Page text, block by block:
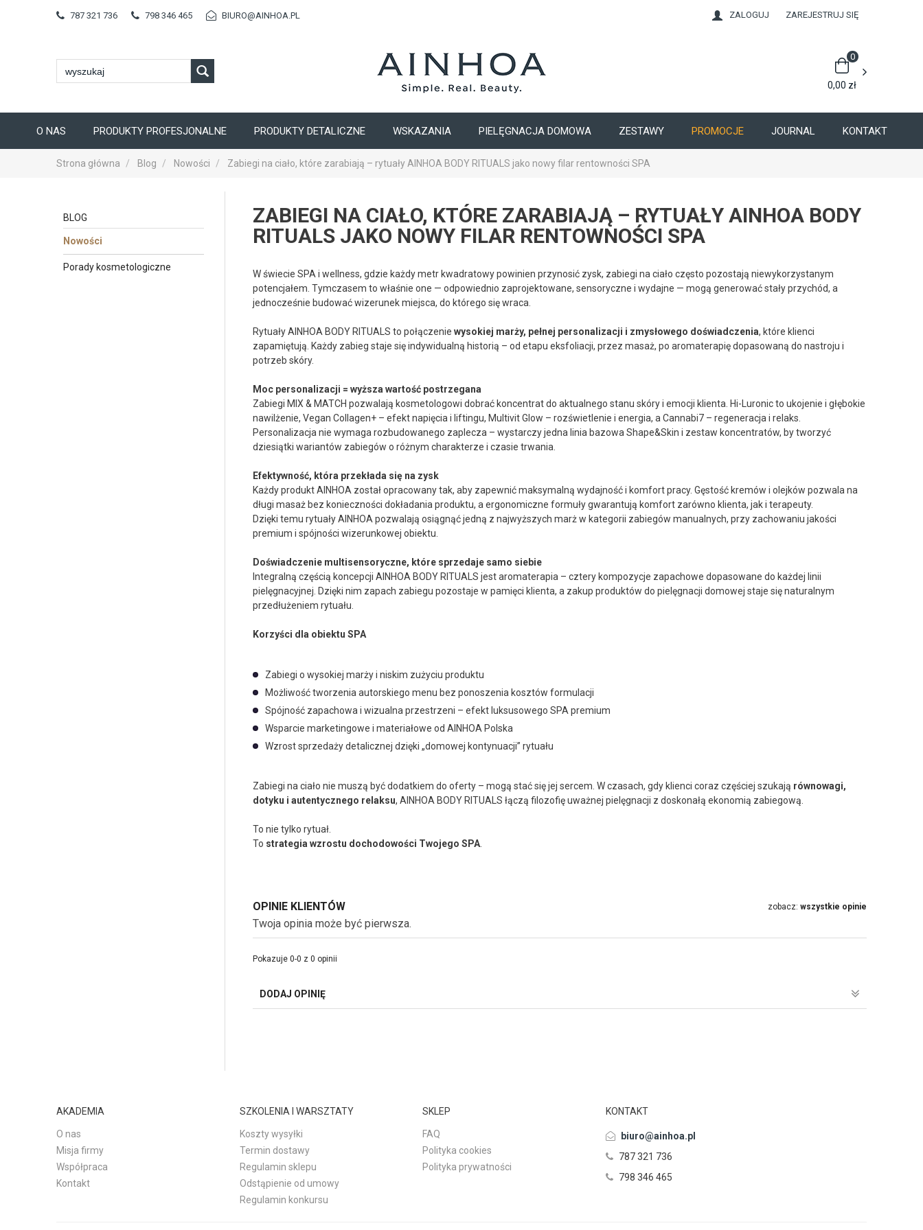
787 321 736 798 346 465 BIURO@AINHOA.PL ZALOGUJ ZAREJESTRUJ SIĘ
0
0,00 zł
O NAS PRODUKTY PROFESJONALNE PRODUKTY DETALICZNE WSKAZANIA PIELĘGNACJA DOMOWA ZESTAWY PROMOCJE JOURNAL KONTAKT
Strona główna Blog Nowości Zabiegi na ciało, które zarabiają – rytuały AINHOA BODY RITUALS jako nowy filar rentowności SPA
BLOG
Nowości
Porady kosmetologiczne
ZABIEGI NA CIAŁO, KTÓRE ZARABIAJĄ – RYTUAŁY AINHOA BODY
RITUALS JAKO NOWY FILAR RENTOWNOŚCI SPA
W świecie SPA i wellness, gdzie każdy metr kwadratowy powinien przynosić zysk, zabiegi na ciało często pozostają niewykorzystanym
potencjałem. Tymczasem to właśnie one — odpowiednio zaprojektowane, sensoryczne i wydajne — mogą generować stały przychód, a
jednocześnie budować wizerunek miejsca, do którego się wraca.
Rytuały AINHOA BODY RITUALS to połączenie wysokiej marży, pełnej personalizacji i zmysłowego doświadczenia, które klienci
zapamiętują. Każdy zabieg staje się indywidualną historią – od etapu eksfoliacji, przez masaż, po aromaterapię dopasowaną do nastroju i
potrzeb skóry.
Moc personalizacji = wyższa wartość postrzegana
Zabiegi MIX & MATCH pozwalają kosmetologowi dobrać koncentrat do aktualnego stanu skóry i emocji klienta. Hi-Luronic to ukojenie i głębokie
nawilżenie, Vegan Collagen+ – efekt napięcia i liftingu, Multivit Glow – rozświetlenie i energia, a Cannabi7 – regeneracja i relaks.
Personalizacja nie wymaga rozbudowanego zaplecza – wystarczy jedna linia bazowa Shape&Skin i zestaw koncentratów, by tworzyć
dziesiątki wariantów zabiegów o różnym charakterze i czasie trwania.
Efektywność, która przekłada się na zysk
Każdy produkt AINHOA został opracowany tak, aby zapewnić maksymalną wydajność i komfort pracy. Gęstość kremów i olejków pozwala na
długi masaż bez konieczności dokładania produktu, a ergonomiczne formuły gwarantują komfort zarówno klienta, jak i terapeuty.
Dzięki temu rytuały AINHOA pozwalają osiągnąć jedną z najwyższych marż w kategorii zabiegów manualnych, przy zachowaniu jakości
premium i spójności wizerunkowej obiektu.
Doświadczenie multisensoryczne, które sprzedaje samo siebie
Integralną częścią koncepcji AINHOA BODY RITUALS jest aromaterapia – cztery kompozycje zapachowe dopasowane do każdej linii
pielęgnacyjnej. Dzięki nim zapach zabiegu pozostaje w pamięci klienta, a zakup produktów do pielęgnacji domowej staje się naturalnym
przedłużeniem rytuału.
Korzyści dla obiektu SPA
Zabiegi o wysokiej marży i niskim zużyciu produktu
Możliwość tworzenia autorskiego menu bez ponoszenia kosztów formulacji
Spójność zapachowa i wizualna przestrzeni – efekt luksusowego SPA premium
Wsparcie marketingowe i materiałowe od AINHOA Polska
Wzrost sprzedaży detalicznej dzięki „domowej kontynuacji” rytuału
Zabiegi na ciało nie muszą być dodatkiem do oferty – mogą stać się jej sercem. W czasach, gdy klienci coraz częściej szukają równowagi,
dotyku i autentycznego relaksu, AINHOA BODY RITUALS łączą filozofię uważnej pielęgnacji z doskonałą ekonomią zabiegową.
To nie tylko rytuał.
To strategia wzrostu dochodowości Twojego SPA.
OPINIE KLIENTÓW zobacz: wszystkie opinie
Twoja opinia może być pierwsza.
Pokazuje 0-0 z 0 opinii
DODAJ OPINIĘ
AKADEMIA
O nas
Misja firmy
Współpraca
Kontakt
SZKOLENIA I WARSZTATY
Koszty wysyłki
Termin dostawy
Regulamin sklepu
Odstąpienie od umowy
Regulamin konkursu
SKLEP
FAQ
Polityka cookies
Polityka prywatności
KONTAKT
biuro@ainhoa.pl
787 321 736
798 346 465